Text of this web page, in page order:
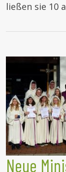
ließen sie 10
Neue